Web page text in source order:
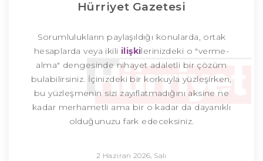
Hürriyet Gazetesi
Sorumlulukların paylaşıldığı konularda, ortak
hesaplarda veya ikili ilişkilerinizdeki o "verme-
alma" dengesinde nihayet adaletli bir çözüm
bulabilirsiniz. İçinizdeki bir korkuyla yüzleşirken,
bu yüzleşmenin sizi zayıflatmadığını aksine ne
kadar merhametli ama bir o kadar da dayanıklı
olduğunuzu fark edeceksiniz.
2 Haziran 2026, Salı